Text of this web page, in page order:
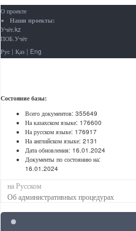
О проекте
Наши проекты:
Учёт.kz
ПОБ.Учёт
Рус | Қаз | Eng
Состояние базы:
Всего документов: 355649
На казахском языке: 176600
На русском языке: 176917
На английском языке: 2131
Дата обновления: 16.01.2024
Документы по состоянию на:
16.01.2024
на Русском
Об административных процедурах